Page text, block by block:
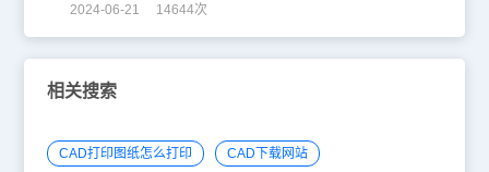
2024-06-21 14644次
相关搜索
CAD打印图纸怎么打印 CAD下载网站